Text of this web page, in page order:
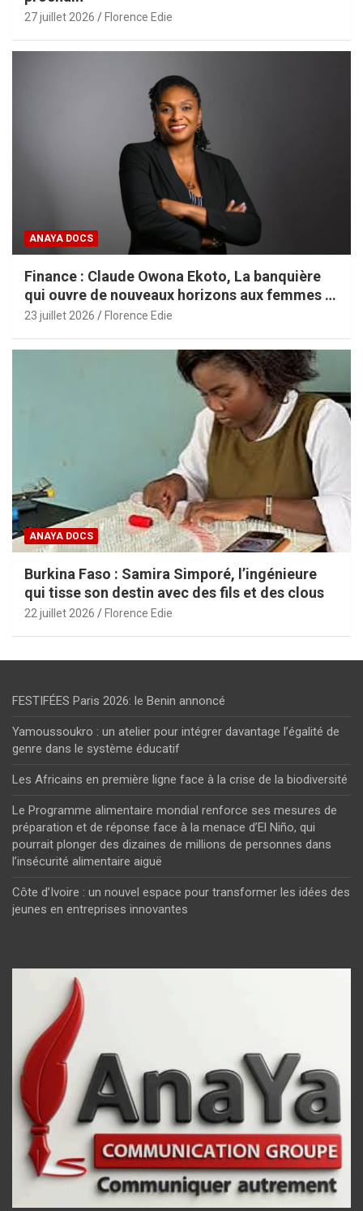
27 juillet 2026 Florence Edie
ANAYA DOCS
Finance : Claude Owona Ekoto, La banquière
qui ouvre de nouveaux horizons aux femmes et
aux PME africaines
23 juillet 2026 Florence Edie
ANAYA DOCS
Burkina Faso : Samira Simporé, l’ingénieure
qui tisse son destin avec des fils et des clous
22 juillet 2026 Florence Edie
FESTIFÉES Paris 2026: le Benin annoncé
Yamoussoukro : un atelier pour intégrer davantage l’égalité de
genre dans le système éducatif
Les Africains en première ligne face à la crise de la biodiversité
Le Programme alimentaire mondial renforce ses mesures de
préparation et de réponse face à la menace d’El Niño, qui
pourrait plonger des dizaines de millions de personnes dans
l’insécurité alimentaire aiguë
Côte d’Ivoire : un nouvel espace pour transformer les idées des
jeunes en entreprises innovantes